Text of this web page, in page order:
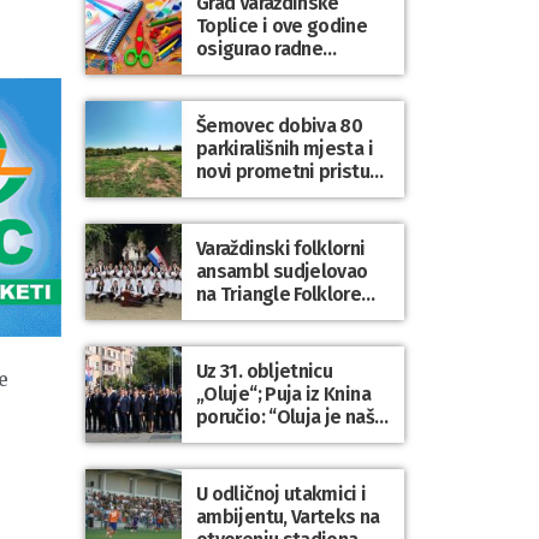
Bartolovečki
Toplice i ove godine
osigurao radne
bilježnice i dodatni
obrazovni materijal za
sve osnovnoškolce
Šemovec dobiva 80
parkirališnih mjesta i
novi prometni pristup
groblju
Varaždinski folklorni
ansambl sudjelovao
na Triangle Folklore
Festivalu u Danskoj
Uz 31. obljetnicu
„Oluje“; Puja iz Knina
poručio: “Oluja je naša
najveća pobjeda,
simbol slobode i
zajedništva!”
U odličnoj utakmici i
ambijentu, Varteks na